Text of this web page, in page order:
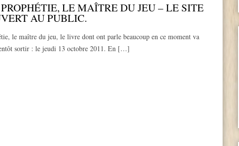
LE MAÎTRE DU JEU – LE SITE
AU PUBLIC.
le maître du jeu, le livre dont ont parle beaucoup en ce moment va
sortir : le jeudi 13 octobre 2011. En […]